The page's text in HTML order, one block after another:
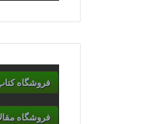
فروشگاه
فروشگاه